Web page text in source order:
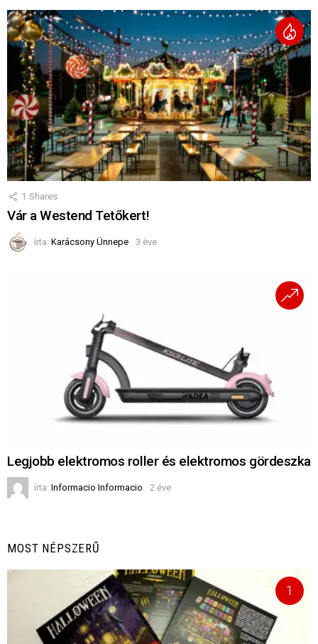
1 Shares
Vár a Westend Tetőkert!
írta: Karácsony Ünnepe 3 éve
Legjobb elektromos roller és elektromos gördeszka
írta: Informacio Informacio 2 éve
MOST NÉPSZERŰ